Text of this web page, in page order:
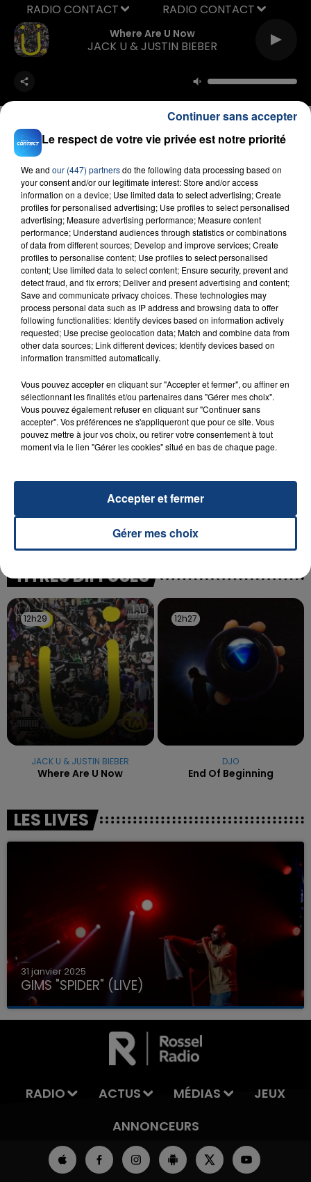
Where Are U Now
JACK U & JUSTIN BIEBER
RADIO CONTACT
FIL D'ACTU
23 juillet 2026
INCENDIE MORTEL À LENS : UNE FEMME ET
SON BÉBÉ ENTRE LA VIE ET LA...
Un homme s'est immolé par le feu après avoir
d'un liquide inflammable.
20 juillet 2026
UNE ADOLESCENTE DEVANT SE FAIRE
OPÉRER DE LA CHEVILLE RESSORT DE LA...
La famille a porté plainte contre la clinique qui a
reconnu sa responsabilité et présenté ses
TITRES DIFFUSÉS
12h29
12h29
JACK U & JUSTIN BIEBER
Where Are U Now
12h27
12h27
DJO
End Of Beginning
LES LIVES
31 janvier 2025
GIMS "SPIDER" (LIVE)
RADIO ACTUS MÉDIAS
JEUX
ANNONCEURS
Le respect de votre vie privée est notre priorité
We and our (447) partnersdo the following data processing based on
your consent and/or our legitimate interest: Store and/or access
information on a device; Use limited data to select advertising; Create
profiles for personalised advertising; Use profiles to select personalised
advertising; Measure advertising performance; Measure content
performance; Understand audiences through statistics or combinations
of data from different sources; Develop and improve services; Create
profiles to personalise content; Use profiles to select personalised
content; Use limited data to select content; Ensure security, prevent and
detect fraud, and fix errors; Deliver and present advertising and content;
Save and communicate privacy choices. These technologies may
process personal data such as IP address and browsing data to offer
following functionalities: Identify devices based on information actively
requested; Use precise geolocation data; Match and combine data from
other data sources; Link different devices; Identify devices based on
information transmitted automatically.
Vous pouvez accepter en cliquant sur "Accepter et fermer", ou affiner en
sélectionnant les finalités et/ou partenaires dans "Gérer mes choix".
Vous pouvez également refuser en cliquant sur "Continuer sans
accepter". Vos préférences ne s'appliqueront que pour ce site. Vous
pouvez mettre à jour vos choix, ou retirer votre consentement à tout
moment via le lien "Gérer les cookies" situé en bas de chaque page.
Gérer mes choix
Accepter et fermer
Continuer sans accepter